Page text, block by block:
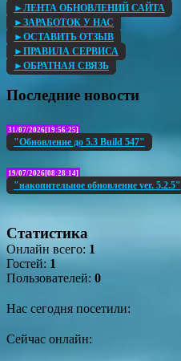
►ЛЕНТА ОБНОВЛЕНИЙ САЙТА
►ЗАРАБОТОК У НАС
►ОСТАВИТЬ ОТЗЫВ
►ПРАВИЛА СЕРВИСА
►ОБРАТНАЯ СВЯЗЬ
Последние новости
31/07/2026[19:56:25]
"Обновление до 5.3 Build 547"
19/07/2026[08:28:14]
"накопительное обновление ver. 5.2.5"
Статистика
Онлайн всего: 1
Гостей: 1
Пользователей: 0
Нас сегодня посетили:
Сейчас онлайн: